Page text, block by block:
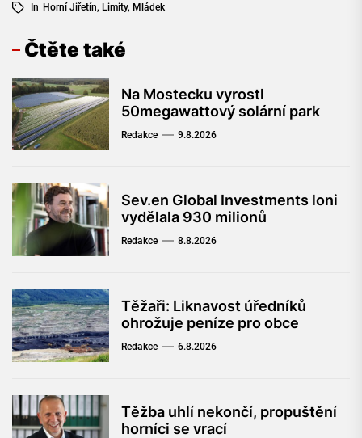
In Horní Jiřetín, Limity, Mládek
Čtěte také
Na Mostecku vyrostl
50megawattový solární park
Redakce 9.8.2026
Sev.en Global Investments loni
vydělala 930 milionů
Redakce 8.8.2026
Těžaři: Liknavost úředníků
ohrožuje peníze pro obce
Redakce 6.8.2026
Těžba uhlí nekončí, propuštění
horníci se vrací